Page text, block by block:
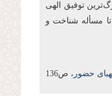
توفیق الهی
مسأله شناخت و
حضور، ص136